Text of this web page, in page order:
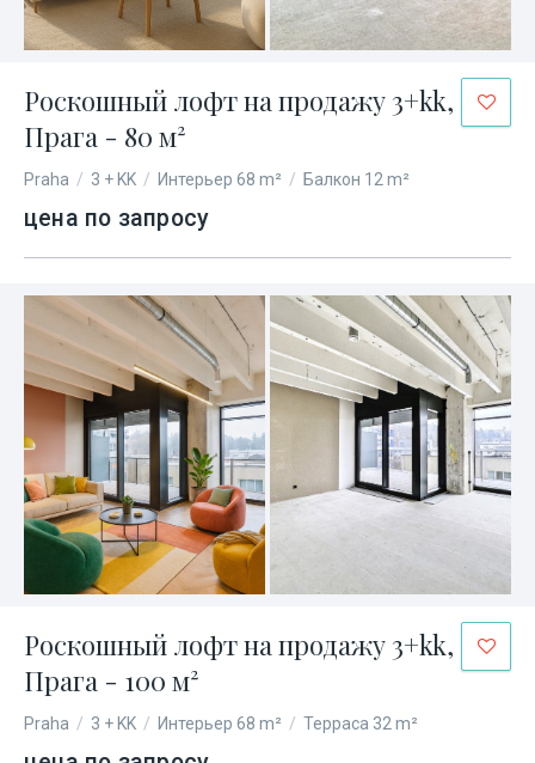
Роскошный лофт на продажу 3+kk,
Прага - 80 м²
Praha / 3 + KK / Интерьер 68 m² / Балкон 12 m²
цена по запросу
Роскошный лофт на продажу 3+kk,
Прага - 100 м²
Praha / 3 + KK / Интерьер 68 m² / Терраса 32 m²